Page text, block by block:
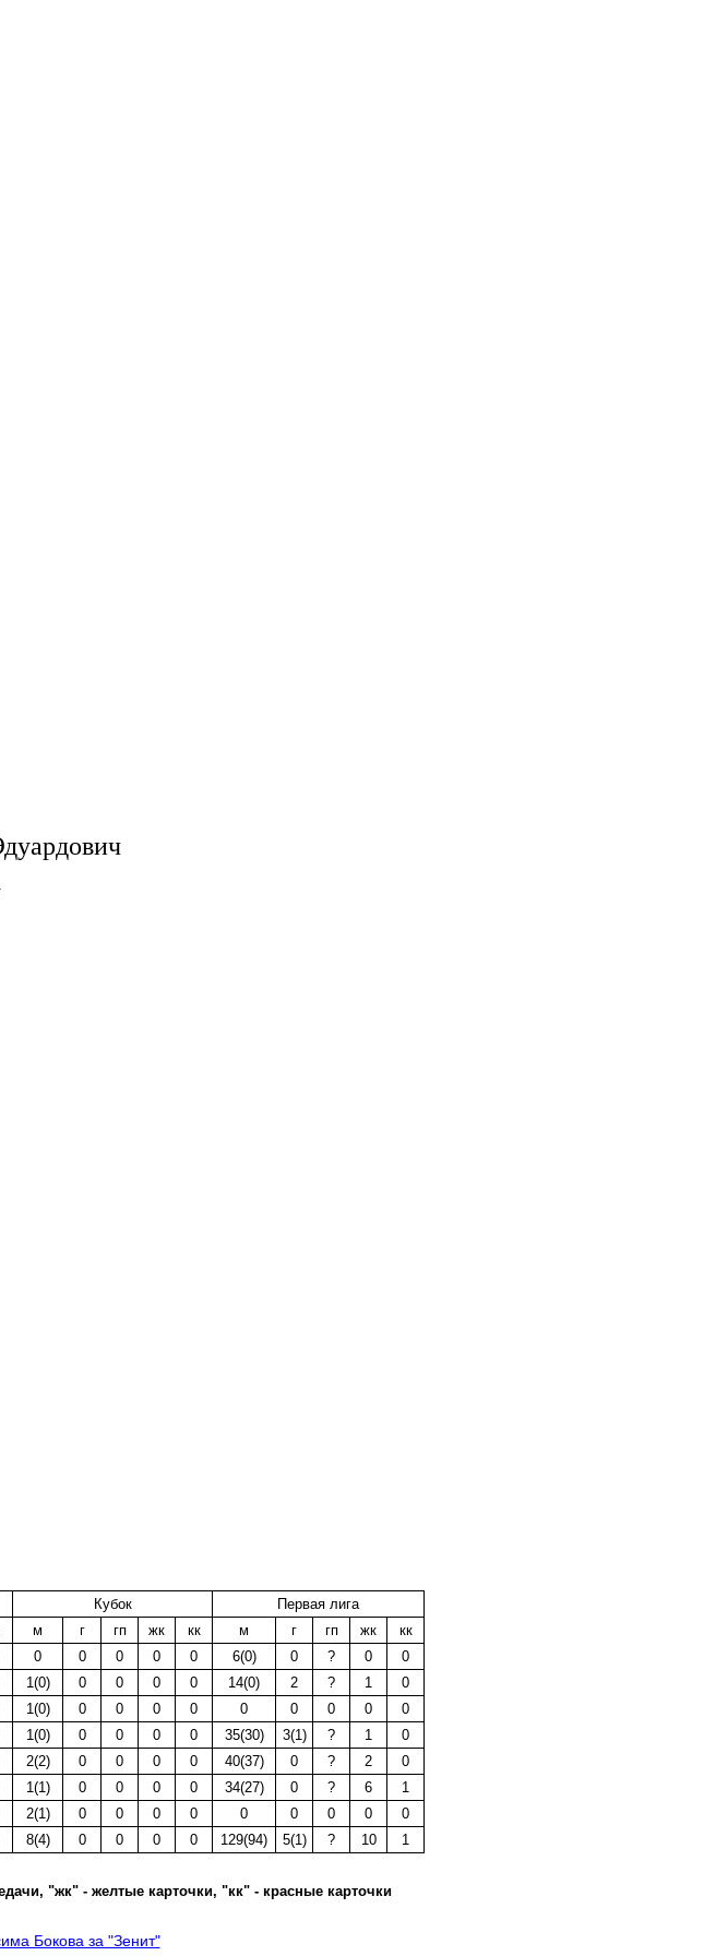
Кубок
Первая лига
м г гп жк кк м г гп жк
кк
0 0 0 0 0 6(0) 0 ? 0
0
1(0) 0 0 0 0 14(0) 2 ? 1
0
1(0) 0 0 0 0 0 0 0 0
0
1(0) 0 0 0 0 35(30) 3(1) ? 1
0
2(2) 0 0 0 0 40(37) 0 ? 2
0
1(1) 0 0 0 0 34(27) 0 ? 6
1
2(1) 0 0 0 0 0 0 0 0
0
8(4) 0 0 0 0 129(94) 5(1) ? 10 1
"жк" - желтые карточки, "кк" - красные карточки
Бокова за "Зенит"